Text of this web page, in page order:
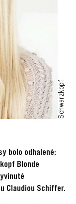
Schwarzkopf
bolo odhalené:
Blonde
Claudiou Schiffer.